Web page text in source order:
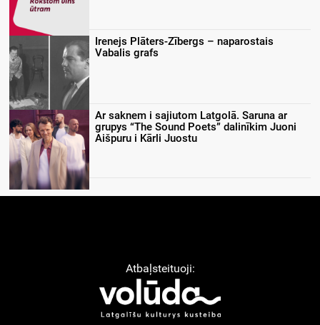
Irenejs Plāters-Zībergs – naparostais
Vabalis grafs
Ar saknem i sajiutom Latgolā. Saruna ar
grupys “The Sound Poets” dalinīkim Juoni
Aišpuru i Kārli Juostu
Atbaļsteituoji: